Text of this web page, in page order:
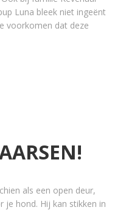
Luna bleek niet ingeënt
voorkomen dat deze
als een open deur,
je hond. Hij kan stikken in